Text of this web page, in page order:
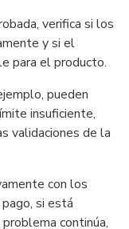
verifica si los
y si el
para el producto.
pueden
insuficiente,
validaciones de la
con los
si está
continúa,